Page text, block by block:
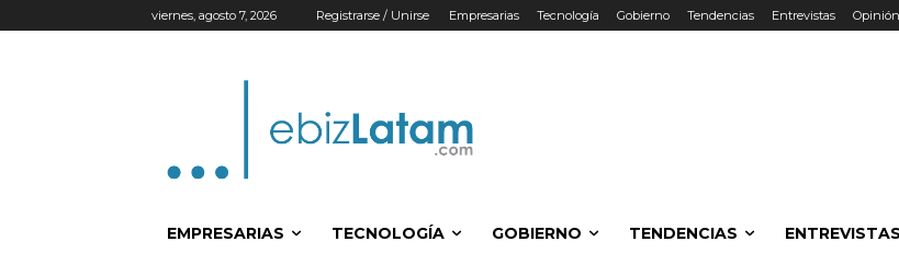
viernes, agosto 7, 2026 Registrarse / Unirse Empresarias Tecnología Gobierno Tendencias Entrevistas Opinión
EMPRESARIAS TECNOLOGÍA GOBIERNO TENDENCIAS ENTREVISTAS